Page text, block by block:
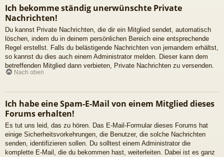
Ich bekomme ständig unerwünschte Private
Nachrichten!
Du kannst Private Nachrichten, die dir ein Mitglied sendet, automatisch
löschen, indem du in deinem persönlichen Bereich eine entsprechende
Regel erstellst. Falls du belästigende Nachrichten von jemandem erhältst,
so kannst du dies auch einem Administrator melden. Dieser kann dem
betreffenden Mitglied dann verbieten, Private Nachrichten zu versenden.
Nach oben
Ich habe eine Spam-E-Mail von einem Mitglied dieses
Forums erhalten!
Es tut uns leid, das zu hören. Das E-Mail-Formular dieses Forums hat
einige Sicherheitsvorkehrungen, die Benutzer, die solche Nachrichten
senden, identifizieren sollen. Du solltest einem Administrator die
komplette E-Mail, die du bekommen hast, weiterleiten. Dabei ist es ganz